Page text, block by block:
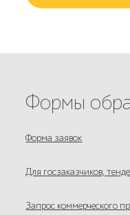
Формы
Форма заявок
Для госзаказчиков,
Запрос коммерческого